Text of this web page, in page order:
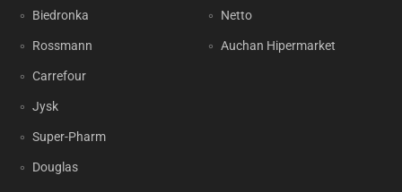
Biedronka
Rossmann
Carrefour
Jysk
Super-Pharm
Douglas
Netto
Auchan Hipermarket